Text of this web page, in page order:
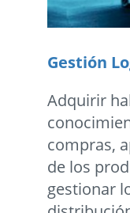
Gestión
Adquirir
compras,
de los
gestionar